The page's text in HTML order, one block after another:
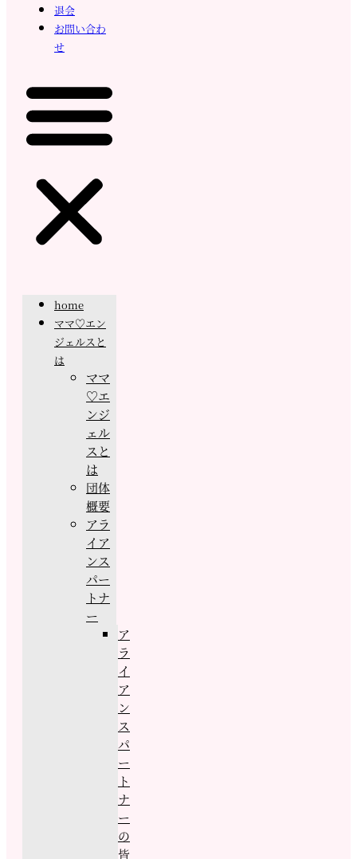
退会
お問い合わ
せ
home
ママ♡エン
ジェルスと
は
ママ
♡エ
ンジ
ェル
スと
は
団体
概要
アラ
イア
ンス
パー
トナ
ー
ア
ラ
イ
ア
ン
ス
パ
ー
ト
ナ
ー
の
皆